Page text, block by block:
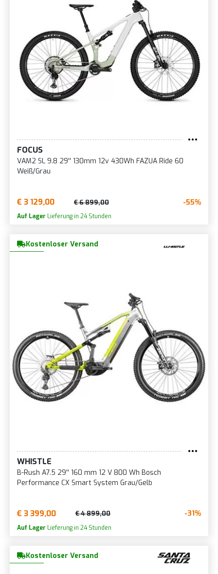
FOCUS
VAM2 SL 9.8 29'' 130mm 12v 430Wh FAZUA Ride 60
Weiß/Grau
€ 3 129,00 € 6 899,00 -55%
Auf Lager Lieferung in 24 Stunden
Kostenloser Versand
WHISTLE
B-Rush A7.5 29'' 160 mm 12 V 800 Wh Bosch
Performance CX Smart System Grau/Gelb
€ 3 399,00 € 4 899,00 -31%
Auf Lager Lieferung in 24 Stunden
Kostenloser Versand